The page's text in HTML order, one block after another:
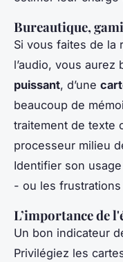
Bureautique,
Si vous faites de la
l’audio, vous aurez
puissant, d’une
beaucoup de
traitement de texte
processeur milieu
Identifier son
- ou les
L’importance de
Un bon indicateur
Privilégiez les